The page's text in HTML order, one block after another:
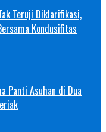
Teruji Diklarifikasi,
Kondusifitas
Panti Asuhan di Dua